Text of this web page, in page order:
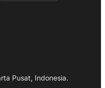
Pusat, Indonesia.